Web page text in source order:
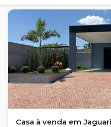
Casa à venda em